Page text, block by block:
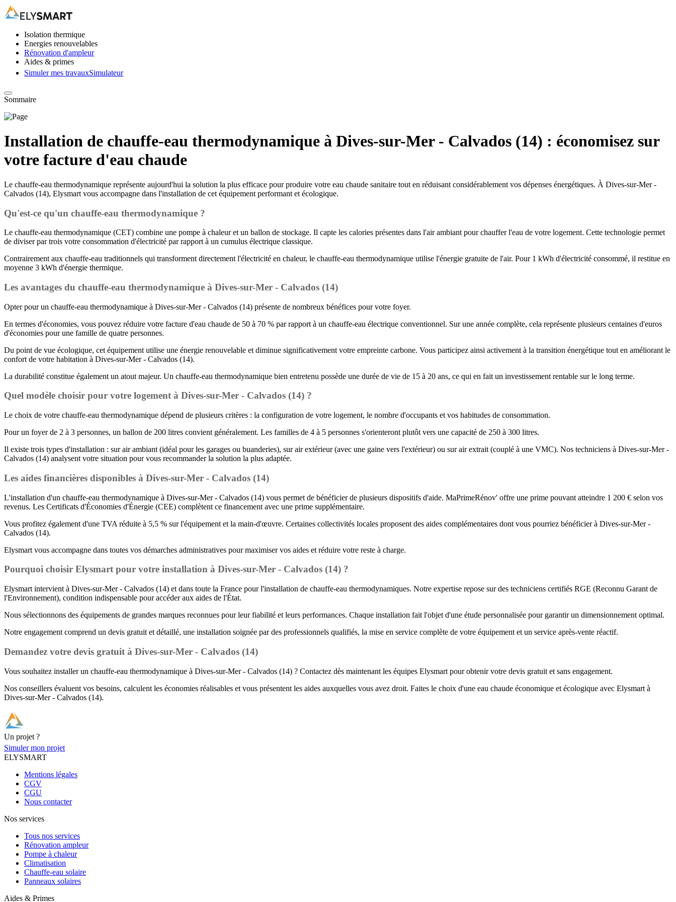
Isolation thermique
Energies renouvelables
Rénovation d'ampleur
Aides & primes
Simuler mes travauxSimulateur
Sommaire
Installation de chauffe-eau thermodynamique à Dives-sur-Mer - Calvados (14) : économisez sur
votre facture d'eau chaude
Le chauffe-eau thermodynamique représente aujourd'hui la solution la plus efficace pour produire votre eau chaude sanitaire tout en réduisant considérablement vos dépenses énergétiques. À Dives-sur-Mer -
Calvados (14), Elysmart vous accompagne dans l'installation de cet équipement performant et écologique.
Qu'est-ce qu'un chauffe-eau thermodynamique ?
Le chauffe-eau thermodynamique (CET) combine une pompe à chaleur et un ballon de stockage. Il capte les calories présentes dans l'air ambiant pour chauffer l'eau de votre logement. Cette technologie permet
de diviser par trois votre consommation d'électricité par rapport à un cumulus électrique classique.
Contrairement aux chauffe-eau traditionnels qui transforment directement l'électricité en chaleur, le chauffe-eau thermodynamique utilise l'énergie gratuite de l'air. Pour 1 kWh d'électricité consommé, il restitue en
moyenne 3 kWh d'énergie thermique.
Les avantages du chauffe-eau thermodynamique à Dives-sur-Mer - Calvados (14)
Opter pour un chauffe-eau thermodynamique à Dives-sur-Mer - Calvados (14) présente de nombreux bénéfices pour votre foyer.
En termes d'économies, vous pouvez réduire votre facture d'eau chaude de 50 à 70 % par rapport à un chauffe-eau électrique conventionnel. Sur une année complète, cela représente plusieurs centaines d'euros
d'économies pour une famille de quatre personnes.
Du point de vue écologique, cet équipement utilise une énergie renouvelable et diminue significativement votre empreinte carbone. Vous participez ainsi activement à la transition énergétique tout en améliorant le
confort de votre habitation à Dives-sur-Mer - Calvados (14).
La durabilité constitue également un atout majeur. Un chauffe-eau thermodynamique bien entretenu possède une durée de vie de 15 à 20 ans, ce qui en fait un investissement rentable sur le long terme.
Quel modèle choisir pour votre logement à Dives-sur-Mer - Calvados (14) ?
Le choix de votre chauffe-eau thermodynamique dépend de plusieurs critères : la configuration de votre logement, le nombre d'occupants et vos habitudes de consommation.
Pour un foyer de 2 à 3 personnes, un ballon de 200 litres convient généralement. Les familles de 4 à 5 personnes s'orienteront plutôt vers une capacité de 250 à 300 litres.
Il existe trois types d'installation : sur air ambiant (idéal pour les garages ou buanderies), sur air extérieur (avec une gaine vers l'extérieur) ou sur air extrait (couplé à une VMC). Nos techniciens à Dives-sur-Mer -
Calvados (14) analysent votre situation pour vous recommander la solution la plus adaptée.
Les aides financières disponibles à Dives-sur-Mer - Calvados (14)
L'installation d'un chauffe-eau thermodynamique à Dives-sur-Mer - Calvados (14) vous permet de bénéficier de plusieurs dispositifs d'aide. MaPrimeRénov' offre une prime pouvant atteindre 1 200 € selon vos
revenus. Les Certificats d'Économies d'Énergie (CEE) complètent ce financement avec une prime supplémentaire.
Vous profitez également d'une TVA réduite à 5,5 % sur l'équipement et la main-d'œuvre. Certaines collectivités locales proposent des aides complémentaires dont vous pourriez bénéficier à Dives-sur-Mer -
Calvados (14).
Elysmart vous accompagne dans toutes vos démarches administratives pour maximiser vos aides et réduire votre reste à charge.
Pourquoi choisir Elysmart pour votre installation à Dives-sur-Mer - Calvados (14) ?
Elysmart intervient à Dives-sur-Mer - Calvados (14) et dans toute la France pour l'installation de chauffe-eau thermodynamiques. Notre expertise repose sur des techniciens certifiés RGE (Reconnu Garant de
l'Environnement), condition indispensable pour accéder aux aides de l'État.
Nous sélectionnons des équipements de grandes marques reconnues pour leur fiabilité et leurs performances. Chaque installation fait l'objet d'une étude personnalisée pour garantir un dimensionnement optimal.
Notre engagement comprend un devis gratuit et détaillé, une installation soignée par des professionnels qualifiés, la mise en service complète de votre équipement et un service après-vente réactif.
Demandez votre devis gratuit à Dives-sur-Mer - Calvados (14)
Vous souhaitez installer un chauffe-eau thermodynamique à Dives-sur-Mer - Calvados (14) ? Contactez dès maintenant les équipes Elysmart pour obtenir votre devis gratuit et sans engagement.
Nos conseillers évaluent vos besoins, calculent les économies réalisables et vous présentent les aides auxquelles vous avez droit. Faites le choix d'une eau chaude économique et écologique avec Elysmart à
Dives-sur-Mer - Calvados (14).
Un projet ?
Simuler mon projet
ELYSMART
Mentions légales
CGV
CGU
Nous contacter
Nos services
Tous nos services
Rénovation ampleur
Pompe à chaleur
Climatisation
Chauffe-eau solaire
Panneaux solaires
Aides & Primes